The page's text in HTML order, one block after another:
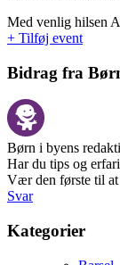
Med venlig hilsen
+ Tilføj event
Bidrag fra
Børn i byens
Har du tips og
Vær den første til
Svar
Kategorier